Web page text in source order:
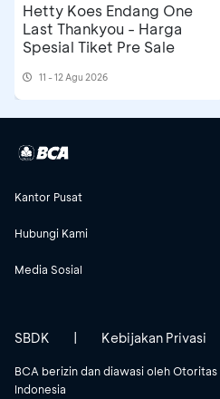
Hetty Koes Endang One
Last Thankyou - Harga
Spesial Tiket Pre Sale
11 - 12 Agu 2026
Kantor Pusat
Hubungi Kami
Media Sosial
BCA berizin dan diawasi oleh Otoritas
Indonesia
SBDK Kebijakan Privasi